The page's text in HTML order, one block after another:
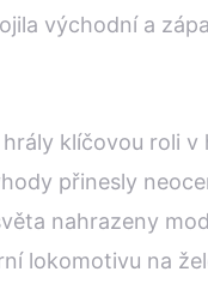
východní a
klíčovou roli
přinesly
nahrazeny
lokomotivu na